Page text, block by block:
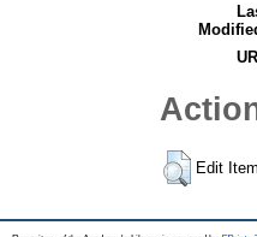
Edit Item